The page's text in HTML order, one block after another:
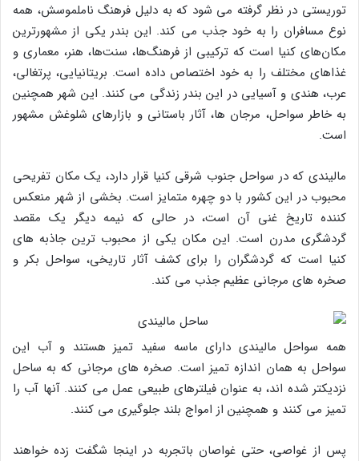
توریستی در نظر گرفته می شود که به دلیل فرهنگ ناملموسش، همه
نوع مسافران را به خود جذب می کند. این بندر یکی از مشهورترین
مکان‌های کنیا است که ترکیبی از فرهنگ‌ها، سنت‌ها، هنر، معماری و
غذاهای مختلف را به خود اختصاص داده است. بریتانیایی، پرتغالی،
عرب، هندی و آسیایی در این بندر زندگی می کنند. این شهر همچنین
به خاطر سواحل، مرجان ها، آثار باستانی و بازارهای شلوغش مشهور
است.
مالیندی که در سواحل جنوب شرقی کنیا قرار دارد، یک مکان تفریحی
محبوب در این کشور با دو چهره متمایز است. بخشی از شهر منعکس
کننده تاریخ غنی آن است، در حالی که نیمه دیگر یک مقصد
گردشگری مدرن است. این مکان یکی از محبوب ترین جاذبه های
کنیا است که گردشگران را برای کشف آثار تاریخی، سواحل بکر و
صخره های مرجانی عظیم جذب می کند.
همه سواحل مالیندی دارای ماسه سفید تمیز هستند و آب این
سواحل به همان اندازه تمیز است. صخره های مرجانی که به ساحل
نزدیکتر شده اند، به عنوان فیلترهای طبیعی عمل می کنند. آنها آب را
تمیز می کنند و همچنین از امواج بلند جلوگیری می کنند.
پس از غواصی، حتی غواصان باتجربه در اینجا شگفت زده خواهند